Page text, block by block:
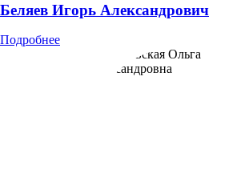
Беляев Игорь Александрович
Подробнее